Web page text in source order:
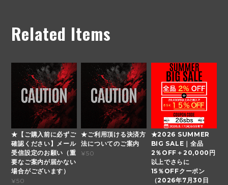
Related Items
★【ご購入前に必ずご
確認ください】メール
受信設定のお願い（重
要なご案内が届かない
場合がございます）
¥50
★ご利用頂ける決済方
法についてのご案内
¥50
★2026 SUMMER
BIG SALE｜全品
2％OFF＋20,000円
以上でさらに
15％OFFクーポン
（2026年7月30日